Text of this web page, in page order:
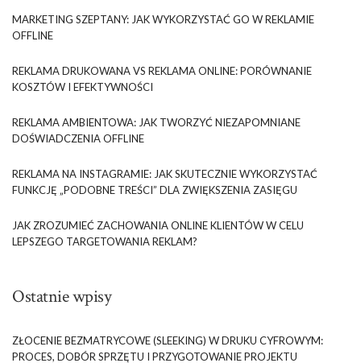
MARKETING SZEPTANY: JAK WYKORZYSTAĆ GO W REKLAMIE
OFFLINE
REKLAMA DRUKOWANA VS REKLAMA ONLINE: PORÓWNANIE
KOSZTÓW I EFEKTYWNOŚCI
REKLAMA AMBIENTOWA: JAK TWORZYĆ NIEZAPOMNIANE
DOŚWIADCZENIA OFFLINE
REKLAMA NA INSTAGRAMIE: JAK SKUTECZNIE WYKORZYSTAĆ
FUNKCJĘ „PODOBNE TREŚCI” DLA ZWIĘKSZENIA ZASIĘGU
JAK ZROZUMIEĆ ZACHOWANIA ONLINE KLIENTÓW W CELU
LEPSZEGO TARGETOWANIA REKLAM?
Ostatnie wpisy
ZŁOCENIE BEZMATRYCOWE (SLEEKING) W DRUKU CYFROWYM:
PROCES, DOBÓR SPRZĘTU I PRZYGOTOWANIE PROJEKTU